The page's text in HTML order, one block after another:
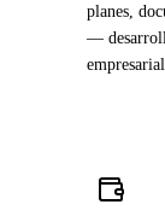
planes,
—
empresarial.